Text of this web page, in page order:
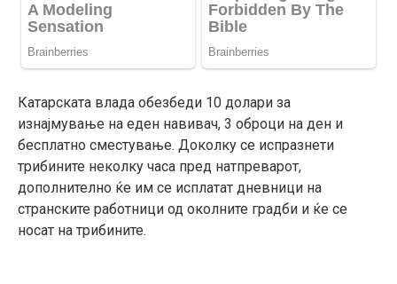
Катарската влада обезбеди 10 долари за
изнајмување на еден навивач, 3 оброци на ден и
бесплатно сместување. Доколку се испразнети
трибините неколку часа пред натпреварот,
дополнително ќе им се исплатат дневници на
странските работници од околните градби и ќе се
носат на трибините.